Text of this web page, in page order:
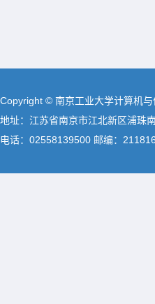
Copyright © 南京工业大学计算机
地址：江苏省南京市江北新区浦珠
电话：02558139500 邮编：211816